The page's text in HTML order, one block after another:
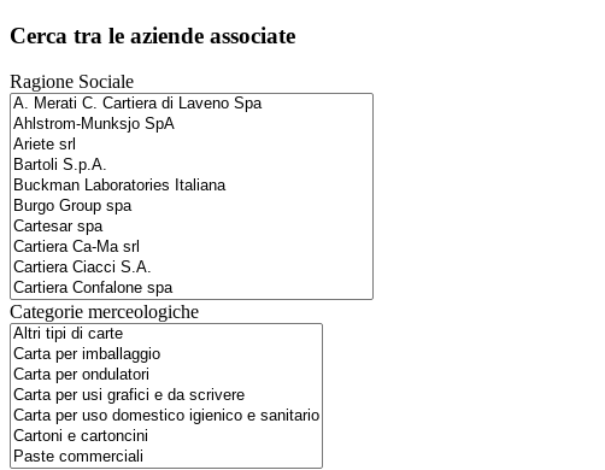
Cerca tra le aziende associate
Ragione Sociale
Categorie merceologiche